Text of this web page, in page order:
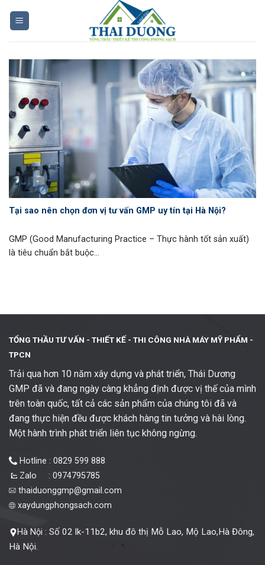
Tại sao nên chọn đơn vị tư vấn GMP uy tín tại Hà Nội?
GMP (Good Manufacturing Practice – Thực hành tốt sản xuất)
là tiêu chuẩn bắt buộc...
TỔNG THẦU TƯ VẤN - THIẾT KẾ - THI CÔNG NHÀ MÁY MỸ PHẨM -
TPCN
Trải qua hơn 10 năm xây dựng và phát triển, Thái Dương
GMP đã và đang ngày càng khẳng định được vị thế của mình
trên toàn quốc, tất cả các sản phẩm của chúng tôi đã và
đang thực hiện đều được khách hàng tin tưởng và hài lòng.
Một hành trình phát triển liên tục không ngừng.
Hotline : 0829 599 888
Zalo : 0974795785
thaiduonggmp@gmail.com
xaydungphongsach.com
Hà Nội : Số 02 lk-11b2, khu đô thị Mỗ Lao, Mộ Lao,Hà Đông,
Hà Nội.